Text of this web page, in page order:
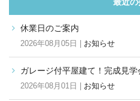
休業日のご案内
2026年08月05日 | お知らせ
ガレージ付平屋建て！完成見学
2026年08月01日 | お知らせ